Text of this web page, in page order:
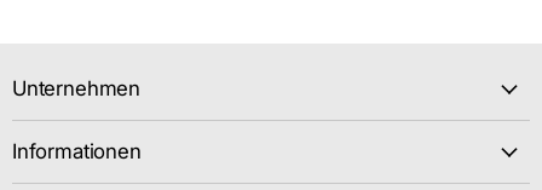
Unternehmen
Informationen